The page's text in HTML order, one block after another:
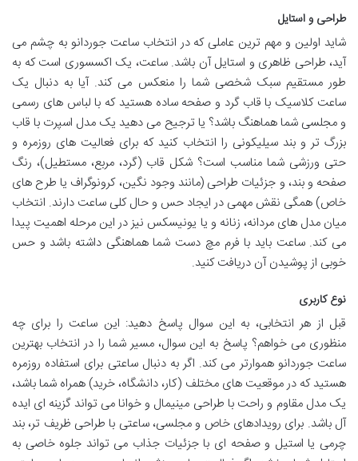
طراحی و استایل
شاید اولین و مهم ترین عاملی که در انتخاب ساعت جوردانو به چشم می
آید، طراحی ظاهری و استایل آن باشد. ساعت، یک اکسسوری است که به
طور مستقیم سبک شخصی شما را منعکس می کند. آیا به دنبال یک
ساعت کلاسیک با قاب گرد و صفحه ساده هستید که با لباس های رسمی
و مجلسی شما هماهنگ باشد؟ یا ترجیح می دهید یک مدل اسپرت با قاب
بزرگ تر و بند سیلیکونی را انتخاب کنید که برای فعالیت های روزمره و
حتی ورزشی شما مناسب است؟ شکل قاب (گرد، مربع، مستطیل)، رنگ
صفحه و بند، و جزئیات طراحی (مانند وجود نگین، کرونوگراف یا طرح های
خاص) همگی نقش مهمی در ایجاد حس و حال کلی ساعت دارند. انتخاب
میان مدل های مردانه، زنانه و یا یونیسکس نیز در این مرحله اهمیت پیدا
می کند. ساعت باید با فرم مچ دست شما هماهنگی داشته باشد و حس
خوبی از پوشیدن آن دریافت کنید.
نوع کاربری
قبل از هر انتخابی، به این سوال پاسخ دهید: این ساعت را برای چه
منظوری می خواهم؟ پاسخ به این سوال، مسیر شما را در انتخاب بهترین
ساعت جوردانو هموارتر می کند. اگر به دنبال ساعتی برای استفاده روزمره
هستید که در موقعیت های مختلف (کار، دانشگاه، خرید) همراه شما باشد،
یک مدل مقاوم و راحت با طراحی مینیمال و خوانا می تواند گزینه ای ایده
آل باشد. برای رویدادهای خاص و مجلسی، ساعتی با طراحی ظریف تر، بند
چرمی یا استیل و صفحه ای با جزئیات جذاب می تواند جلوه خاصی به